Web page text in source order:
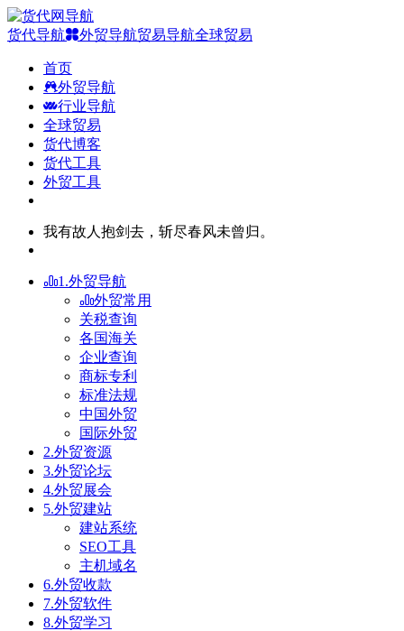
货代导航 外贸导航贸易导航全球贸易
首页
外贸导航
行业导航
全球贸易
货代博客
货代工具
外贸工具
我有故人抱剑去，斩尽春风未曾归。
1.外贸导航
外贸常用
关税查询
各国海关
企业查询
商标专利
标准法规
中国外贸
国际外贸
2.外贸资源
3.外贸论坛
4.外贸展会
5.外贸建站
建站系统
SEO工具
主机域名
6.外贸收款
7.外贸软件
8.外贸学习